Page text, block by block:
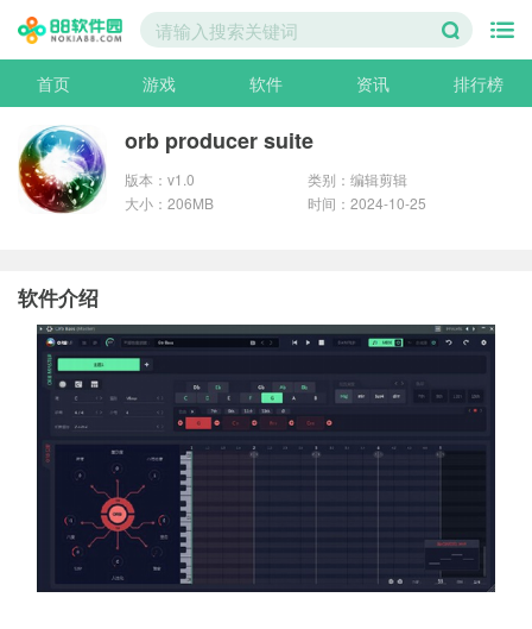
首页 游戏 软件 资讯 排行榜
orb producer suite
版本：v1.0
类别：编辑剪辑
大小：206MB
时间：2024-10-25
软件介绍